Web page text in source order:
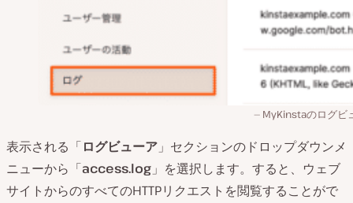
MyKinstaのログビ
表示される「ログビューア 」セクションのドロップダウンメ
ニューから「access.log 」を選択します。すると、ウェブ
サイトからのすべてのHTTPリクエストを閲覧することがで